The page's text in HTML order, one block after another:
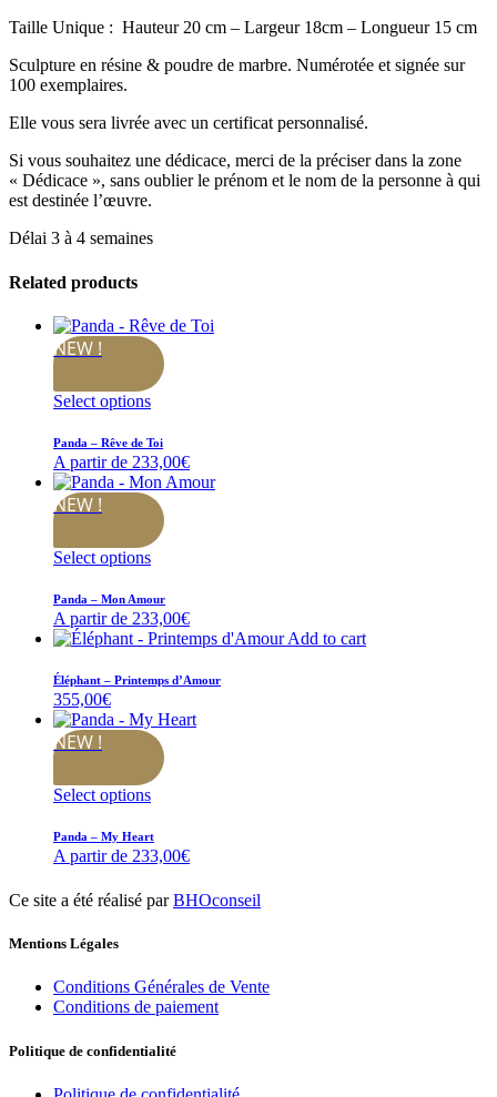
Taille Unique : Hauteur 20 cm – Largeur 18cm – Longueur 15 cm
Sculpture en résine & poudre de marbre. Numérotée et signée sur
100 exemplaires.
Elle vous sera livrée avec un certificat personnalisé.
Si vous souhaitez une dédicace, merci de la préciser dans la zone
« Dédicace », sans oublier le prénom et le nom de la personne à qui
est destinée l’œuvre.
Délai 3 à 4 semaines
Related products
NEW !
Select options
Panda – Rêve de Toi
A partir de 233,00€
NEW !
Select options
Panda – Mon Amour
A partir de 233,00€
Add to cart
Éléphant – Printemps d’Amour
355,00€
NEW !
Select options
Panda – My Heart
A partir de 233,00€
Ce site a été réalisé parBHOconseil
Mentions Légales
Conditions Générales de Vente
Conditions de paiement
Politique de confidentialité